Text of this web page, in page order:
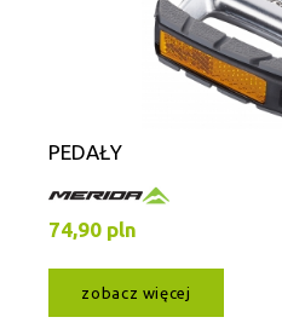
PEDAŁY
74,90 pln
zobacz więcej